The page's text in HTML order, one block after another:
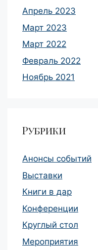
Апрель 2023
Март 2023
Март 2022
Февраль 2022
Ноябрь 2021
Рубрики
Анонсы событий
Выставки
Книги в дар
Конференции
Круглый стол
Мероприятия